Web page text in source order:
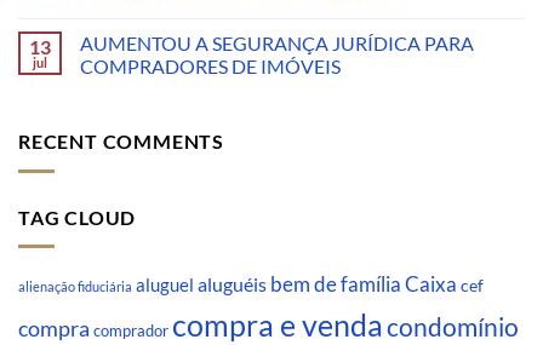
13
jul
AUMENTOU A SEGURANÇA JURÍDICA PARA
COMPRADORES DE IMÓVEIS
RECENT COMMENTS
TAG CLOUD
alienação fiduciária aluguel aluguéis bem de família Caixa cef
compra comprador compra e vendacondomínio